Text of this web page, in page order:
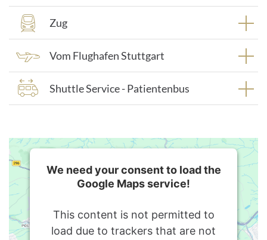
Zug
Vom Flughafen Stuttgart
Shuttle Service - Patientenbus
We need your consent to load the
Google Maps service!
This content is not permitted to
load due to trackers that are not